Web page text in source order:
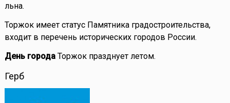
льна.
Торжок имеет статус Памятника градостроительства,
входит в перечень исторических городов России.
День городаТоржок празднует летом.
Герб